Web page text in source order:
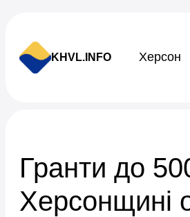
KHVL.INFO Херсон
Гранти до
Херсонщині